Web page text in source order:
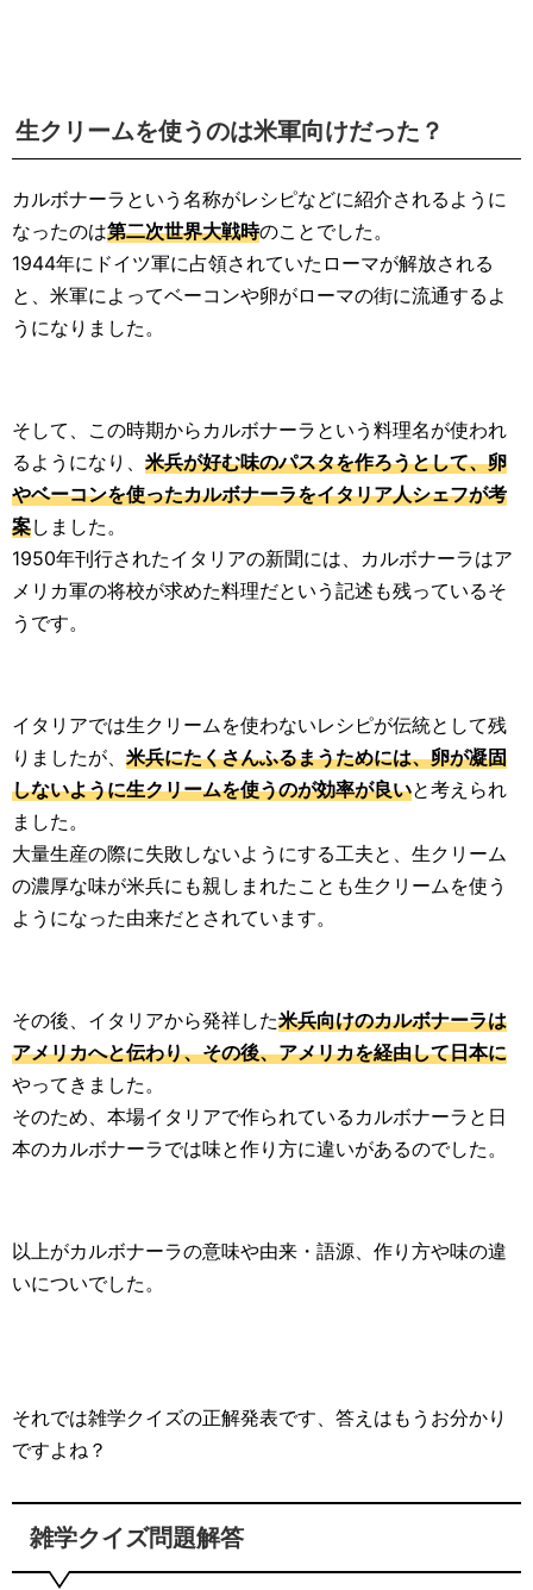
生クリームを使うのは米軍向けだった？
カルボナーラという名称がレシピなどに紹介されるように
なったのは第二次世界大戦時のことでした。
1944年にドイツ軍に占領されていたローマが解放される
と、米軍によってベーコンや卵がローマの街に流通するよ
うになりました。
そして、この時期からカルボナーラという料理名が使われ
るようになり、 米兵が好む味のパスタを作ろうとして、卵
やベーコンを使ったカルボナーラをイタリア人シェフが考
案しました。
1950年刊行されたイタリアの新聞には、カルボナーラはア
メリカ軍の将校が求めた料理だという記述も残っているそ
うです。
イタリアでは生クリームを使わないレシピが伝統として残
りましたが、 米兵にたくさんふるまうためには、卵が凝固
しないように生クリームを使うのが効率が良いと考えられ
ました。
大量生産の際に失敗しないようにする工夫と、生クリーム
の濃厚な味が米兵にも親しまれたことも生クリームを使う
ようになった由来だとされています。
その後、イタリアから発祥した米兵向けのカルボナーラは
アメリカへと伝わり、その後、アメリカを経由して日本に
やってきました。
そのため、本場イタリアで作られているカルボナーラと日
本のカルボナーラでは味と作り方に違いがあるのでした。
以上がカルボナーラの意味や由来・語源、作り方や味の違
いについでした。
それでは雑学クイズの正解発表です、答えはもうお分かり
ですよね？
雑学クイズ問題解答